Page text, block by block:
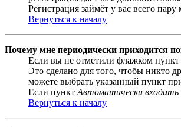
Регистрация займёт у вас всего
Вернуться к началу
Почему мне периодически приходится
Если вы не отметили флажком пункт
Это сделано для того, чтобы никто
можете выбрать указанный пункт
Если пункт Автоматически
Вернуться к началу